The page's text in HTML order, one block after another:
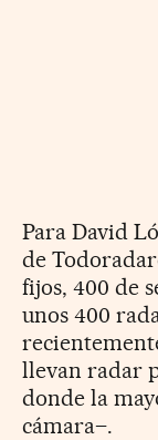
Para David
de
fijos, 400 de
unos 400
llevan radar
donde la
cámara–.